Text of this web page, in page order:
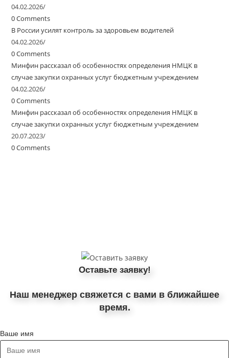
04.02.2026/
0 Comments
В России усилят контроль за здоровьем водителей
04.02.2026/
0 Comments
Минфин рассказал об особенностях определения НМЦК в
случае закупки охранных услуг бюджетным учреждением
04.02.2026/
0 Comments
Минфин рассказал об особенностях определения НМЦК в
случае закупки охранных услуг бюджетным учреждением
20.07.2023/
0 Comments
Оставьте заявку!
Наш менеджер свяжется с вами в ближайшее
время.
Ваше имя